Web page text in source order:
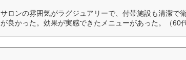
サロンの雰囲気がラグジュアリーで、付帯施設も清潔で
が良かった。効果が実感できたメニューがあった。（60